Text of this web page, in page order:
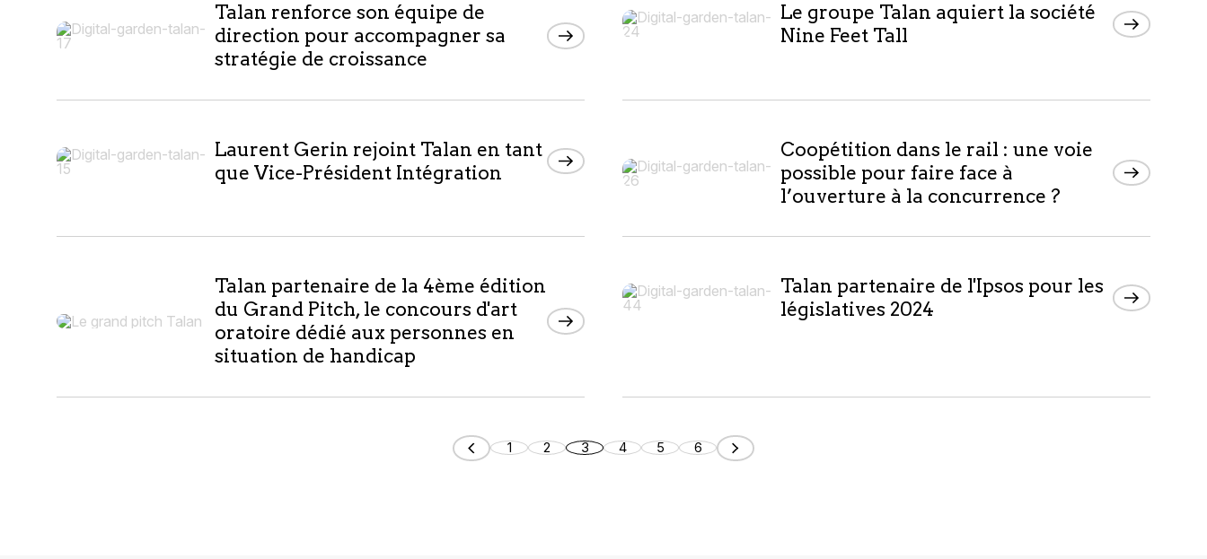
Talan renforce son équipe de
direction pour accompagner sa
stratégie de croissance
Le groupe Talan aquiert la société
Nine Feet Tall
Laurent Gerin rejoint Talan en tant
que Vice-Président Intégration
Coopétition dans le rail : une voie
possible pour faire face à
l’ouverture à la concurrence ?
Talan partenaire de la 4ème édition
du Grand Pitch, le concours d'art
oratoire dédié aux personnes en
situation de handicap
Talan partenaire de l'Ipsos pour les
législatives 2024
1 2 3 4 5 6